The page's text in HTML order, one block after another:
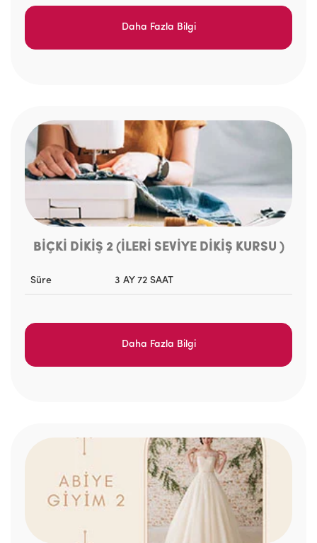
Daha Fazla Bilgi
BİÇKİ DİKİŞ 2 (İLERİ SEVİYE DİKİŞ KURSU )
Süre 3 AY 72 SAAT
Daha Fazla Bilgi